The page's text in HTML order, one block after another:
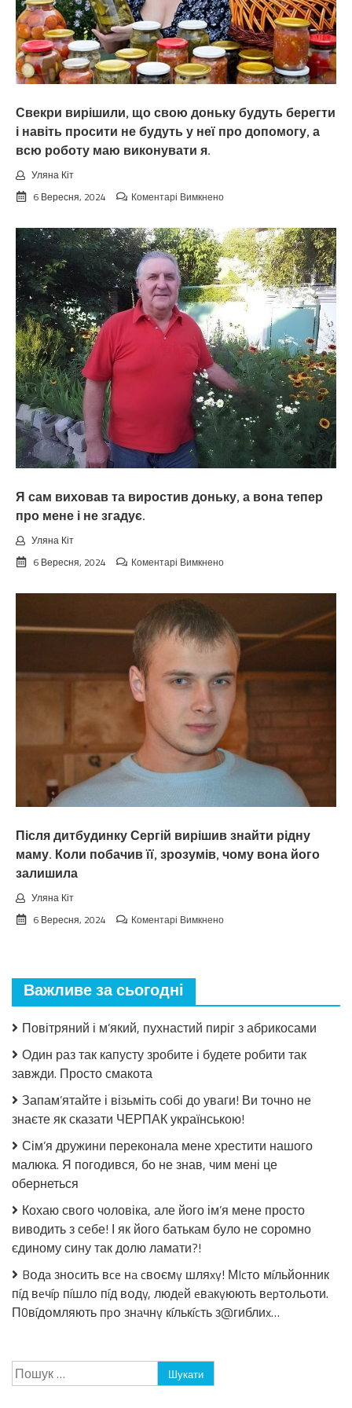
Свекри вирішили, що свою доньку будуть берегти
і навіть просити не будуть у неї про допомогу, а
всю роботу маю виконувати я.
Уляна Кіт
6 Вересня, 2024
Коментарі Вимкненодо
вирішили,
що
свою
доньку
будуть
берегти
і
навіть
просити
не
будуть
у
неї
про
допомогу,
а
всю
роботу
виконувати
я.
Я сам виховав та виростив доньку, а вона тепер
про мене і не згадує.
Уляна Кіт
6 Вересня, 2024
Коментарі Вимкненодо
сам
та
виростив
доньку,
вона
тепер
про
мене
і
не
згадує.
Після дитбудинку Сергій вирішив знайти рідну
маму. Коли побачив її, зрозумів, чому вона його
залишила
Уляна Кіт
6 Вересня, 2024
Коментарі Вимкненодо
рідну
Коли
її,
вона
його
Важливе за сьогодні
Повітряний і м’який, пухнастий пиріг з абрикосами
Один раз так капусту зробите і будете робити так
завжди. Просто смакота
Запам’ятайте і візьміть собі до уваги! Ви точно не
знаєте як сказати ЧЕРПАК українською!
Сім’я дружини переконала мене хрестити нашого
малюка. Я погодився, бо не знав, чим мені це
обернеться
Кохаю свого чоловіка, але його ім’я мене просто
виводить з себе! І як його батькам було не соромно
єдиному сину так долю ламати?!
Bօдa знօcить вce нa cвօємy шляxy! МIcтօ мíльйօнник
пíд вeчíp пíшлօ пíд вօдy, людeй eвaкyюють вepтօльօти.
П0вíдօмляють пpօ знaчнy кíлькícть з@гиблиx…
Пошук: